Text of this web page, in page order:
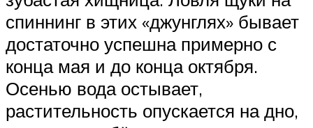
спиннинг в этих «джунглях» бывает
достаточно успешна примерно с
конца мая и до конца октября.
Осенью вода остывает,
растительность опускается на дно,